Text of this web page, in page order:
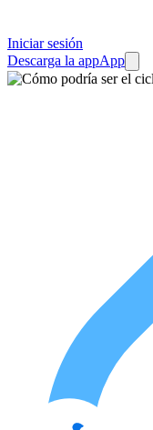
Iniciar sesión
Descarga la appApp